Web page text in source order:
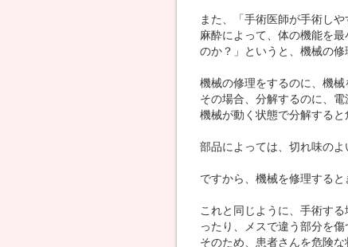
また、「手術医師が手術し
麻酔によって、体の機能を
のか？」というと、機械の修
機械の修理をするのに、機械
その場合、分解するのに、
機械が動く状態で分解すると
部品によっては、切れ味のよ
ですから、機械を修理すると
これと同じように、手術す
ったり、メスで違う部分を
そのため、患者さんを危険